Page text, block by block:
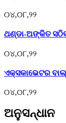
୦୪,୦୮,୨୨
ଥଣ୍ଡା-ଅଙ୍କିତ
୦୪,୦୮,୨୨
ଏକ୍ସକାଭେଟର
୦୪,୦୮,୨୨
ଅନୁସନ୍ଧାନ